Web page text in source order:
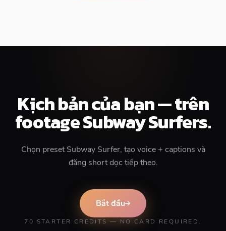
Kịch bản của bạn — trên
footage Subway Surfers.
Chọn preset Subway Surfer, tạo voice + captions và
đăng short dọc tiếp theo.
Bắt đầu
70 STARTER CREDITS — NO CARD REQUIRED.